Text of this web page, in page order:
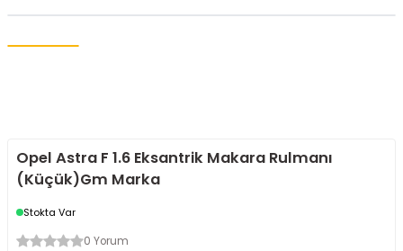
Opel Astra F 1.6 Eksantrik Makara Rulmanı
(Küçük)Gm Marka
Stokta Var
0 Yorum